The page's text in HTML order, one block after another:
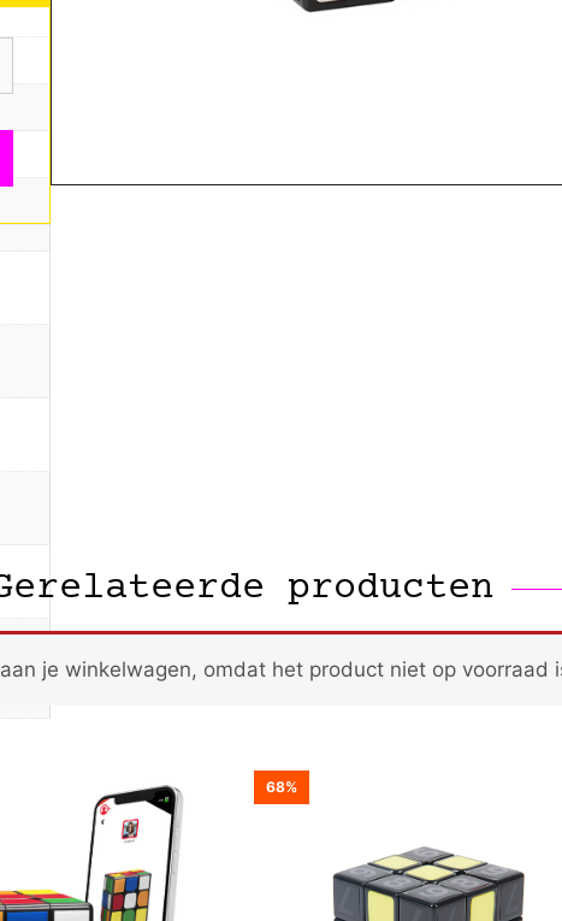
producten
je winkelwagen, omdat het product niet op voorraad
68%